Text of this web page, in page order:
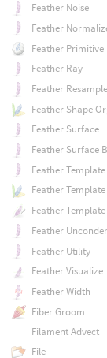
Feather Noise
Feather
Feather Primitive
Feather Ray
Feather Resample
Feather Shape
Feather Surface
Feather Surface
Feather Template
Feather
Feather
Feather
Feather Utility
Feather Visualize
Feather Width
Fiber Groom
Filament Advect
File